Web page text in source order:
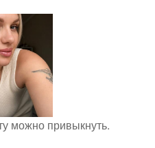
можно привыкнуть.